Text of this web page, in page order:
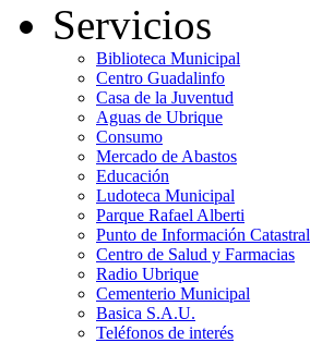
Servicios
Biblioteca Municipal
Centro Guadalinfo
Casa de la Juventud
Aguas de Ubrique
Consumo
Mercado de Abastos
Educación
Ludoteca Municipal
Parque Rafael Alberti
Punto de Información Catastral
Centro de Salud y Farmacias
Radio Ubrique
Cementerio Municipal
Basica S.A.U.
Teléfonos de interés